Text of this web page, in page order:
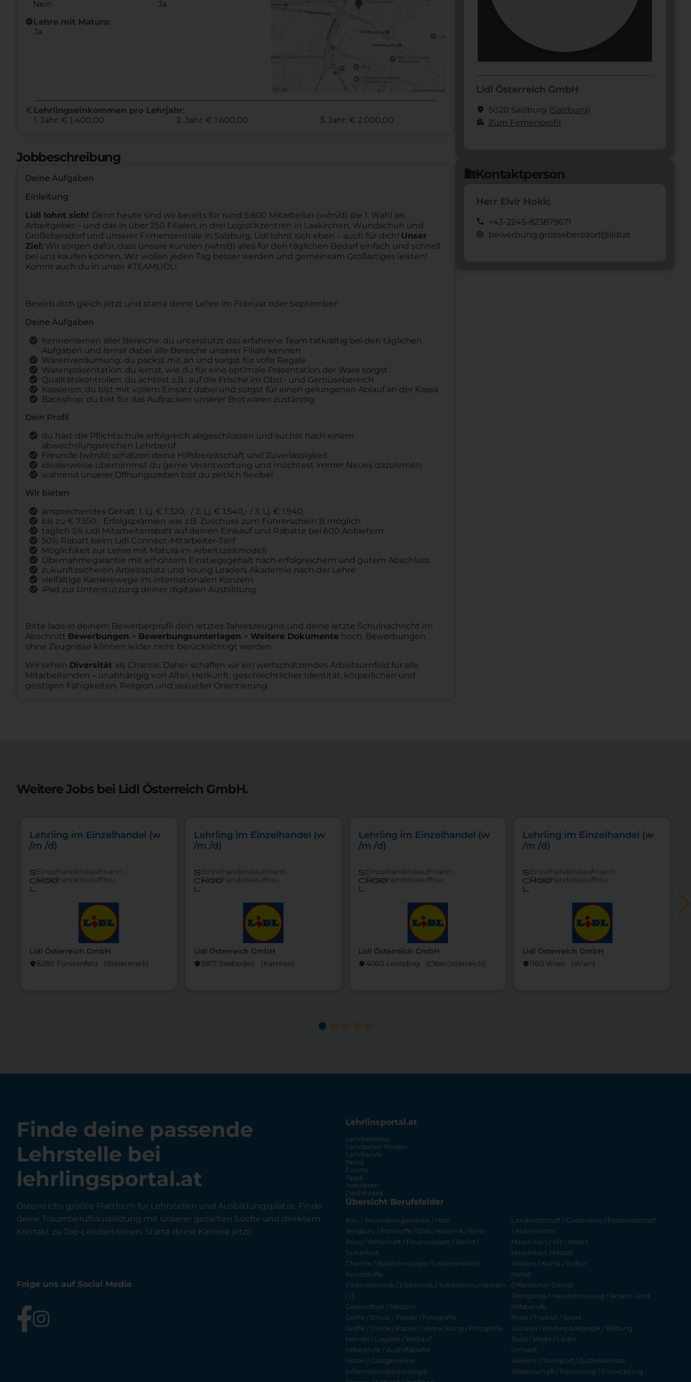
Nein
Ja
new_releasesLehre mit Matura:
Ja
euro Lehrlingseinkommen pro Lehrjahr:
1. Jahr: € 1.400,00
2. Jahr: € 1.600,00 3. Jahr: € 2.000,00
Jobbeschreibung
Deine Aufgaben
Einleitung
Lidl lohnt sich! Denn heute sind wir bereits für rund 5.800 Mitarbeiter (w/m/d) die 1. Wahl als
Arbeitgeber – und das in über 250 Filialen, in drei Logistikzentren in Laakirchen, Wundschuh und
Großebersdorf und unserer Firmenzentrale in Salzburg. Lidl lohnt sich eben – auch für dich! Unser
Ziel: Wir sorgen dafür, dass unsere Kunden (w/m/d) alles für den täglichen Bedarf einfach und schnell
bei uns kaufen können. Wir wollen jeden Tag besser werden und gemeinsam Großartiges leisten!
Komm auch du in unser #TEAMLIDL!
Bewirb dich gleich jetzt und starte deine Lehre im Februar oder September!
Deine Aufgaben
Kennenlernen aller Bereiche: du unterstützt das erfahrene Team tatkräftig bei den täglichen
Aufgaben und lernst dabei alle Bereiche unserer Filiale kennen
Warenverräumung: du packst mit an und sorgst für volle Regale
Warenpräsentation: du lernst, wie du für eine optimale Präsentation der Ware sorgst
Qualitätskontrollen: du achtest z.B.: auf die Frische im Obst- und Gemüsebereich
Kassieren: du bist mit vollem Einsatz dabei und sorgst für einen gelungenen Ablauf an der Kassa
Backshop: du bist für das Aufbacken unserer Brotwaren zuständig
Dein Profil
du hast die Pflichtschule erfolgreich abgeschlossen und suchst nach einem
abwechslungsreichen Lehrberuf
Freunde (w/m/d) schätzen deine Hilfsbereitschaft und Zuverlässigkeit
idealerweise übernimmst du gerne Verantwortung und möchtest immer Neues dazulernen
während unserer Öffnungszeiten bist du zeitlich flexibel
Wir bieten
ansprechendes Gehalt: 1. Lj. € 1.320,- / 2. Lj. € 1.540,- / 3. Lj. € 1.940,-
bis zu € 7.550,- Erfolgsprämien wie z.B. Zuschuss zum Führerschein B möglich
täglich 5% Lidl Mitarbeiterrabatt auf deinen Einkauf und Rabatte bei 600 Anbietern
50% Rabatt beim Lidl Connect-Mitarbeiter-Tarif
Möglichkeit zur Lehre mit Matura im Arbeitszeitmodell
Übernahmegarantie mit erhöhtem Einstiegsgehalt nach erfolgreichem und gutem Abschluss
zukunftssicheren Arbeitsplatz und Young Leaders Akademie nach der Lehre
vielfältige Karrierewege im internationalen Konzern
iPad zur Unterstützung deiner digitalen Ausbildung
Bitte lade in deinem Bewerberprofil dein letztes Jahreszeugnis und deine letzte Schulnachricht im
Abschnitt Bewerbungen > Bewerbungsunterlagen > Weitere Dokumente hoch. Bewerbungen
ohne Zeugnisse können leider nicht berücksichtigt werden.
Wir sehen Diversität als Chance. Daher schaffen wir ein wertschätzendes Arbeitsumfeld für alle
Mitarbeitenden – unabhängig von Alter, Herkunft, geschlechtlicher Identität, körperlichen und
geistigen Fähigkeiten, Religion und sexueller Orientierung.
Lidl Österreich GmbH
location_on 5020 Salzburg (Salzburg)
apartment Zum Firmenprofil
domainKontaktperson
Herr Elvir Hokic
call +43-2245-823879671
alternate_email bewerbung.grossebersdorf@lidl.at
Weitere Jobs bei Lidl Österreich GmbH.
Lidl Österreich GmbH
location_on8280 Fürstenfeld (Steier­mark)
Lehrling im Einzelhandel (w
/m /d)
s
choo
l
Einzelhandelskaufmann -
Einzelhandelskauffrau
Lidl Österreich GmbH
location_on9871 Seeboden (Kärnten)
Lehrling im Einzelhandel (w
/m /d)
s
choo
l
Einzelhandelskaufmann -
Einzelhandelskauffrau
Lidl Österreich GmbH
location_on4060 Leonding (Ober­österreich)
Lehrling im Einzelhandel (w
/m /d)
s
choo
l
Einzelhandelskaufmann -
Einzelhandelskauffrau
Lidl Österreich GmbH
location_on1160 Wien (Wien)
Lehrling im Einzelhandel (w
/m /d)
s
choo
l
Einzelhandelskaufmann -
Einzelhandelskauffrau
Finde deine passende
Lehrstelle bei
lehrlingsportal.at
Österreichs größte Plattform für Lehrstellen und Ausbildungsplätze. Finde
deine Traumberufsausbildung mit unserer gezielten Suche und direktem
Kontakt zu Top-Lehrbetrieben. Starte deine Karriere jetzt!
Folge uns auf Social Media
Lehrlinsportal.at
Lehrbetriebe
Lehrstellen Finden
Lehrberufe
News
Events
Tipps
Inserieren
Dashboard
Übersicht Berufsfelder
Bau / Baunebengewerbe / Holz
Bergbau / Rohstoffe / Glas / Keramik / Stein
Büro / Wirtschaft / Finanzwesen / Recht /
Sicherheit
Chemie / Biotechnologie / Lebensmittel /
Kunststoffe
Elektrotechnik / Elektronik / Telekommunikation
/ IT
Gesundheit / Medizin
Grafik / Druck / Papier / Fotografie
Grafik / Druck / Papier / Verpackung / Fotografie
Handel / Logistik / Verkauf
Hilfsberufe / Aushilfskräfte
Hotel- / Gastgewerbe
Informationstechnologie
Landwirtschaft / Gartenbau / Forstwirtschaft
Lebensmittel
Maschinen / Kfz / Metall
Maschinen / Metall
Medien / Kunst / Kultur
Metall
Öffentlicher Dienst
Reinigung / Hausbetreuung / Anlern- und
Hilfsberufe
Reise / Freizeit / Sport
Soziales / Kinderpädagogik / Bildung
Textil / Mode / Leder
Umwelt
Verkehr / Transport / Zustelldienste
Wissenschaft / Forschung / Entwicklung